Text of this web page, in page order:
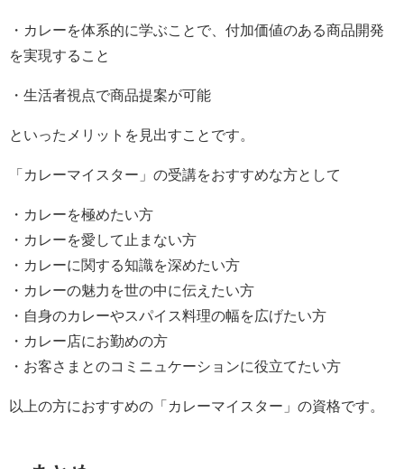
・カレーを体系的に学ぶことで、付加価値のある商品開発
を実現すること
・生活者視点で商品提案が可能
といったメリットを見出すことです。
「カレーマイスター」の受講をおすすめな方として
・カレーを極めたい方
・カレーを愛して止まない方
・カレーに関する知識を深めたい方
・カレーの魅力を世の中に伝えたい方
・自身のカレーやスパイス料理の幅を広げたい方
・カレー店にお勤めの方
・お客さまとのコミニュケーションに役立てたい方
以上の方におすすめの「カレーマイスター」の資格です。